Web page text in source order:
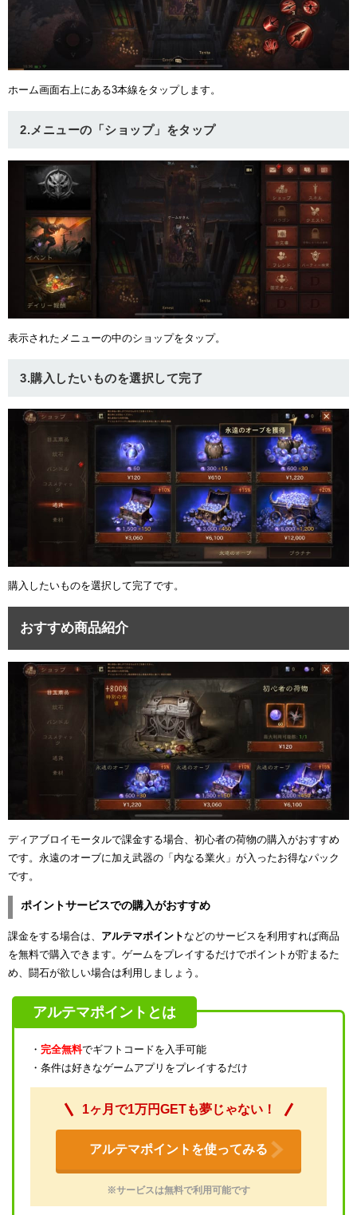
ュー
ホーム画面右上にある3本線をタップします。
2.メニューの「ショップ」をタップ
表示されたメニューの中のショップをタップ。
3.購入したいものを選択して完了
購入したいものを選択して完了です。
おすすめ商品紹介
ディアブロイモータルで課金する場合、初心者の荷物の購入がおすすめ
です。永遠のオーブに加え武器の「内なる業火」が入ったお得なパック
です。
ポイントサービスでの購入がおすすめ
課金をする場合は、 アルテマポイントなどのサービスを利用すれば商品
を無料で購入できます。ゲームをプレイするだけでポイントが貯まるた
め、闘石が欲しい場合は利用しましょう。
アルテマポイントとは
・ 完全無料でギフトコードを入手可能
・条件は好きなゲームアプリをプレイするだけ
1ヶ月で1万円GETも夢じゃない！
アルテマポイントを使ってみる
※サービスは無料で利用可能です